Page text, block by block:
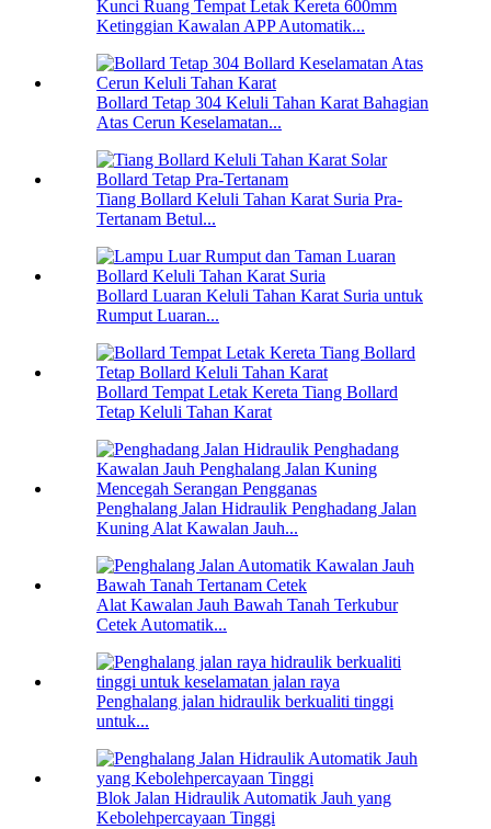
Kunci Ruang Tempat Letak Kereta 600mm
Ketinggian Kawalan APP Automatik...
Bollard Tetap 304 Keluli Tahan Karat Bahagian
Atas Cerun Keselamatan...
Tiang Bollard Keluli Tahan Karat Suria Pra-
Tertanam Betul...
Bollard Luaran Keluli Tahan Karat Suria untuk
Rumput Luaran...
Bollard Tempat Letak Kereta Tiang Bollard
Tetap Keluli Tahan Karat
Penghalang Jalan Hidraulik Penghadang Jalan
Kuning Alat Kawalan Jauh...
Alat Kawalan Jauh Bawah Tanah Terkubur
Cetek Automatik...
Penghalang jalan hidraulik berkualiti tinggi
untuk...
Blok Jalan Hidraulik Automatik Jauh yang
Kebolehpercayaan Tinggi